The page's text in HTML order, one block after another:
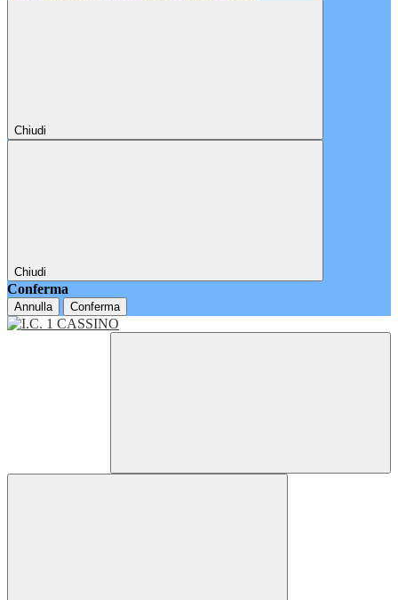
Chiudi
Chiudi
Conferma
Annulla Conferma